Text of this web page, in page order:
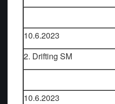
10.6.2023
2. Drifting SM
10.6.2023